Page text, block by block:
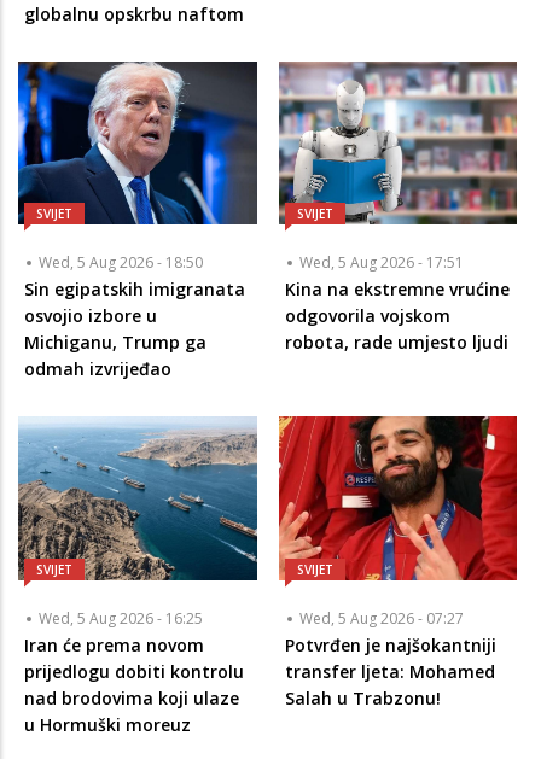
globalnu opskrbu naftom
SVIJET
Wed, 5 Aug 2026 - 18:50
Sin egipatskih imigranata
osvojio izbore u
Michiganu, Trump ga
odmah izvrijeđao
SVIJET
Wed, 5 Aug 2026 - 17:51
Kina na ekstremne vrućine
odgovorila vojskom
robota, rade umjesto ljudi
SVIJET
Wed, 5 Aug 2026 - 16:25
Iran će prema novom
prijedlogu dobiti kontrolu
nad brodovima koji ulaze
u Hormuški moreuz
SVIJET
Wed, 5 Aug 2026 - 07:27
Potvrđen je najšokantniji
transfer ljeta: Mohamed
Salah u Trabzonu!